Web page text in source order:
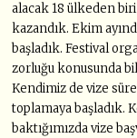
alacak 18 ülkeden
kazandık. Ekim
başladık. Festival
zorluğu konusunda
Kendimiz de vize
toplamaya başladık.
baktığımızda vize